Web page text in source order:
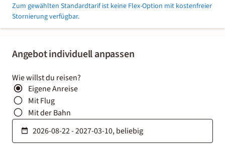
Angebot individuell anpassen
Wie willst du reisen?
Eigene Anreise
Mit Flug
Mit der Bahn
Zum gewählten Standardtarif ist keine Flex-Option mit kostenfreier
Stornierung verfügbar.